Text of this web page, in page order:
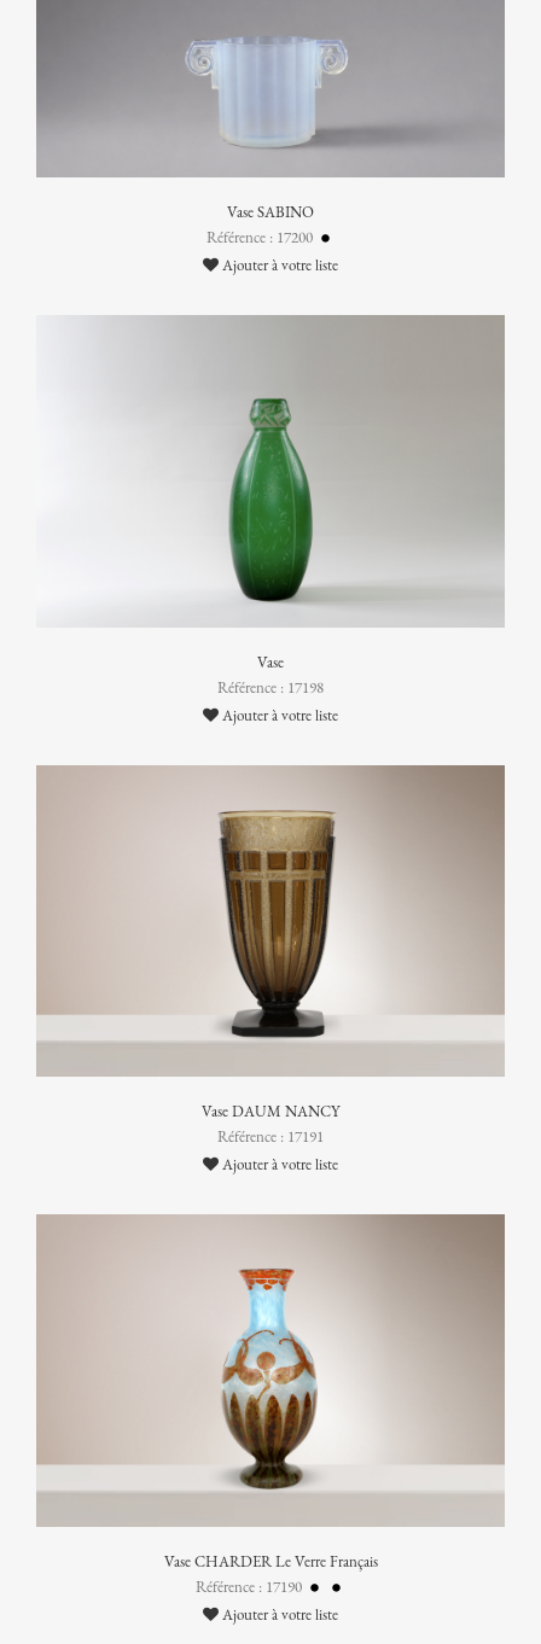
Vase SABINO
Référence : 17200
Ajouter à votre liste
Vase
Référence : 17198
Ajouter à votre liste
Vase DAUM NANCY
Référence : 17191
Ajouter à votre liste
Vase CHARDER Le Verre Français
Référence : 17190
Ajouter à votre liste